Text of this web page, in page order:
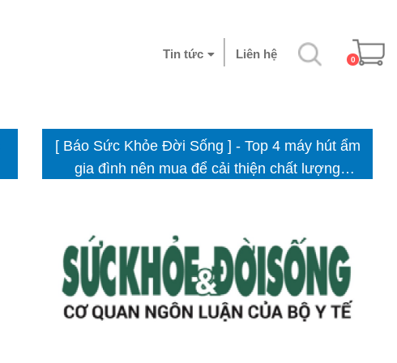
Tin tức Liên hệ 0
[ Báo Sức Khỏe Đời Sống ] - Top 4 máy hút ẩm
gia đình nên mua để cải thiện chất lượng